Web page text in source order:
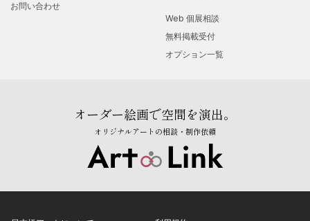
2024 年
10 月:国際協商(株)と契約し、バーニーズニューヨーク・銀座店
ピンクパンサー60 周年記念 premiere コラボレーション実施。
10 月政府登録認定旅館 強羅花壇と契約し、店頭販売開始
10 月:芸術の祭典・ニューヨーク カーネギーエントランス展示枯
お問い合わせ
Web 個展相談
無料掲載受付
オプション一覧
オーダー絵画で空間を演出。
オリジナルアートの相談・制作依頼